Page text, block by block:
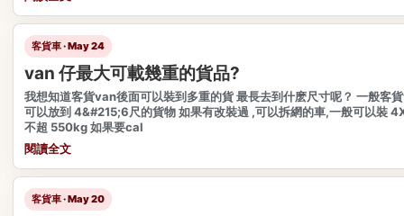
客貨車 · May 24
van 仔最大可載幾重的貨品?
我想知道客貨van後面可以裝到多重的貨 最長去到什麽尺寸呢？ 一般客
可以放到 4&#215;6尺的貨物 如果有改裝過 ,可以拆網的車,一般可以裝
不超 550kg 如果要cal
閱讀全文
客貨車 · May 20